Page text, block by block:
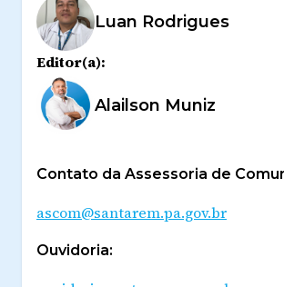
Luan Rodrigues
Editor(a):
Alailson Muniz
Contato da Assessoria de
ascom@santarem.pa.gov.br
Ouvidoria: